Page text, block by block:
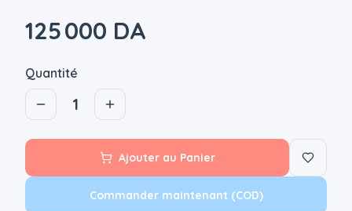
125 000 DA
Quantité
1
Ajouter au Panier
Commander maintenant (COD)